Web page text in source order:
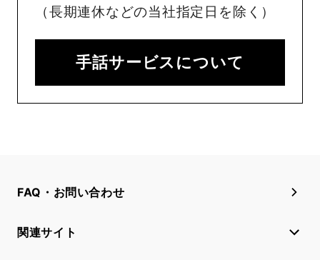
（長期連休などの当社指定日を除く）
手話サービスについて
FAQ・お問い合わせ
関連サイト